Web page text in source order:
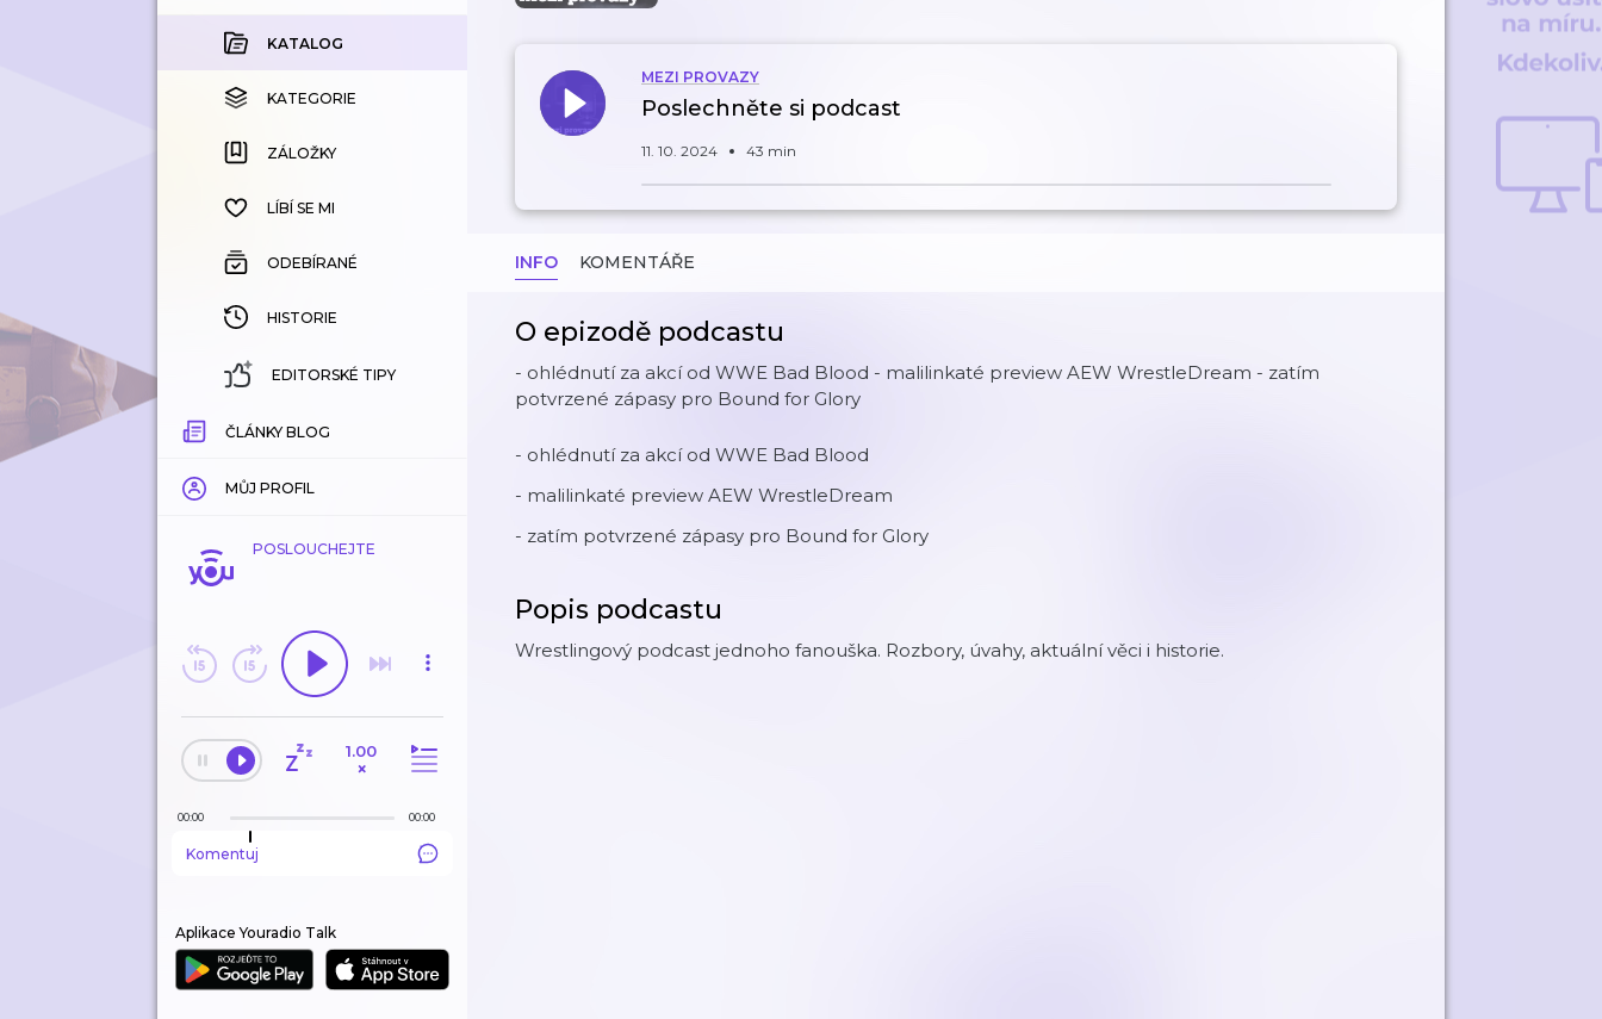
KOUPENÉ
KATEGORIE
ZÁLOŽKY
HISTORIE
KATALOG
KATEGORIE
ZÁLOŽKY
LÍBÍ SE MI
ODEBÍRANÉ
HISTORIE
EDITORSKÉ TIPY
ČLÁNKY BLOG
MŮJ PROFIL
POSLOUCHEJTE
1.00
×
00:00 00:00
Komentuj
Aplikace Youradio Talk
MEZI PROVAZY
Poslechněte si podcast
11. 10. 2024 43 min
INFO KOMENTÁŘE
O epizodě podcastu
- ohlédnutí za akcí od WWE Bad Blood - malilinkaté preview AEW WrestleDream - zatím
potvrzené zápasy pro Bound for Glory
- ohlédnutí za akcí od WWE Bad Blood
- malilinkaté preview AEW WrestleDream
- zatím potvrzené zápasy pro Bound for Glory
Popis podcastu
Wrestlingový podcast jednoho fanouška. Rozbory, úvahy, aktuální věci i historie.